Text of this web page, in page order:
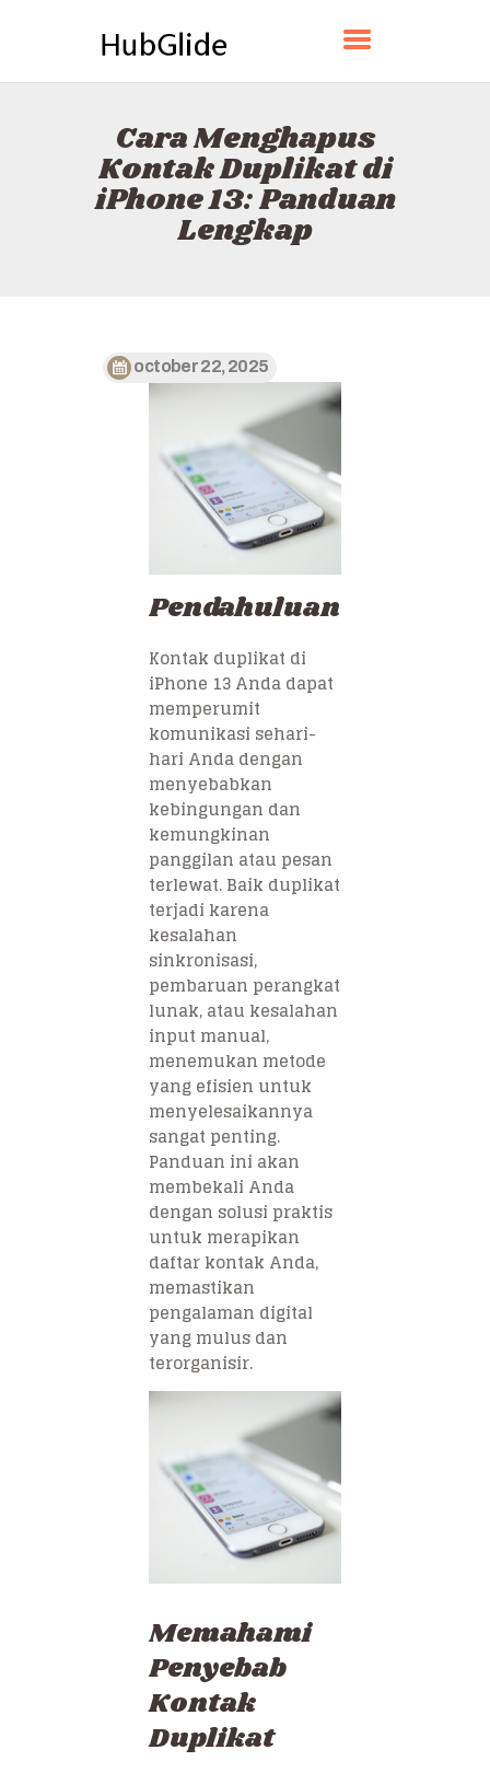
Cara Menghapus
Kontak Duplikat di
iPhone 13: Panduan
Lengkap
HUBGLIDE
BERANDA
TENTANG
KONTAK
KEBIJAKAN
october 22, 2025
Pendahuluan
Kontak duplikat di
iPhone 13 Anda dapat
memperumit
komunikasi sehari-
hari Anda dengan
menyebabkan
kebingungan dan
kemungkinan
panggilan atau pesan
terlewat. Baik duplikat
terjadi karena
kesalahan
sinkronisasi,
pembaruan perangkat
lunak, atau kesalahan
input manual,
menemukan metode
yang efisien untuk
menyelesaikannya
sangat penting.
Panduan ini akan
membekali Anda
dengan solusi praktis
untuk merapikan
daftar kontak Anda,
memastikan
pengalaman digital
yang mulus dan
terorganisir.
Memahami
Penyebab
Kontak
Duplikat